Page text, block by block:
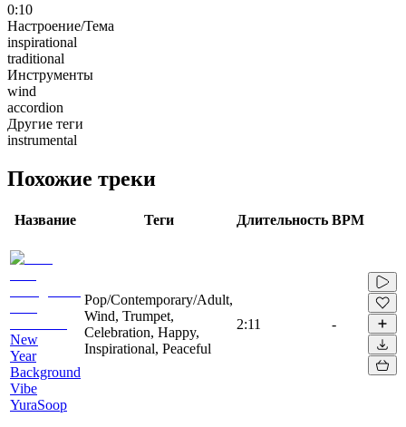
0:10
Настроение/Тема
inspirational
traditional
Инструменты
wind
accordion
Другие теги
instrumental
Похожие треки
Название Теги Длительность BPM
New
Year
Background
Vibe
YuraSoop
Pop/Contemporary/Adult,
Wind, Trumpet,
Celebration, Happy,
Inspirational, Peaceful
2:11 -